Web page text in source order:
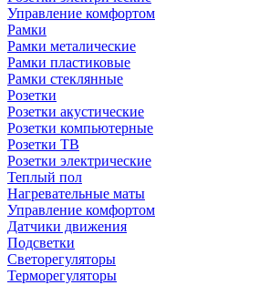
Управление комфортом
Рамки
Рамки металические
Рамки пластиковые
Рамки стеклянные
Розетки
Розетки акустические
Розетки компьютерные
Розетки ТВ
Розетки электрические
Теплый пол
Нагревательные маты
Управление комфортом
Датчики движения
Подсветки
Светорегуляторы
Терморегуляторы